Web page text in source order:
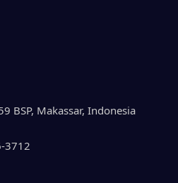
BSP, Makassar, Indonesia
3712